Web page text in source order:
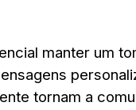
manter um
tornam a